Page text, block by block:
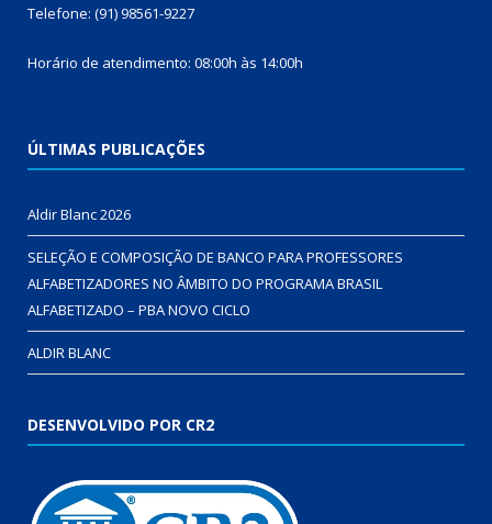
Telefone: (91) 98561-9227
Horário de atendimento: 08:00h às 14:00h
ÚLTIMAS PUBLICAÇÕES
Aldir Blanc 2026
SELEÇÃO E COMPOSIÇÃO DE BANCO PARA PROFESSORES
ALFABETIZADORES NO ÂMBITO DO PROGRAMA BRASIL
ALFABETIZADO – PBA NOVO CICLO
ALDIR BLANC
DESENVOLVIDO POR CR2